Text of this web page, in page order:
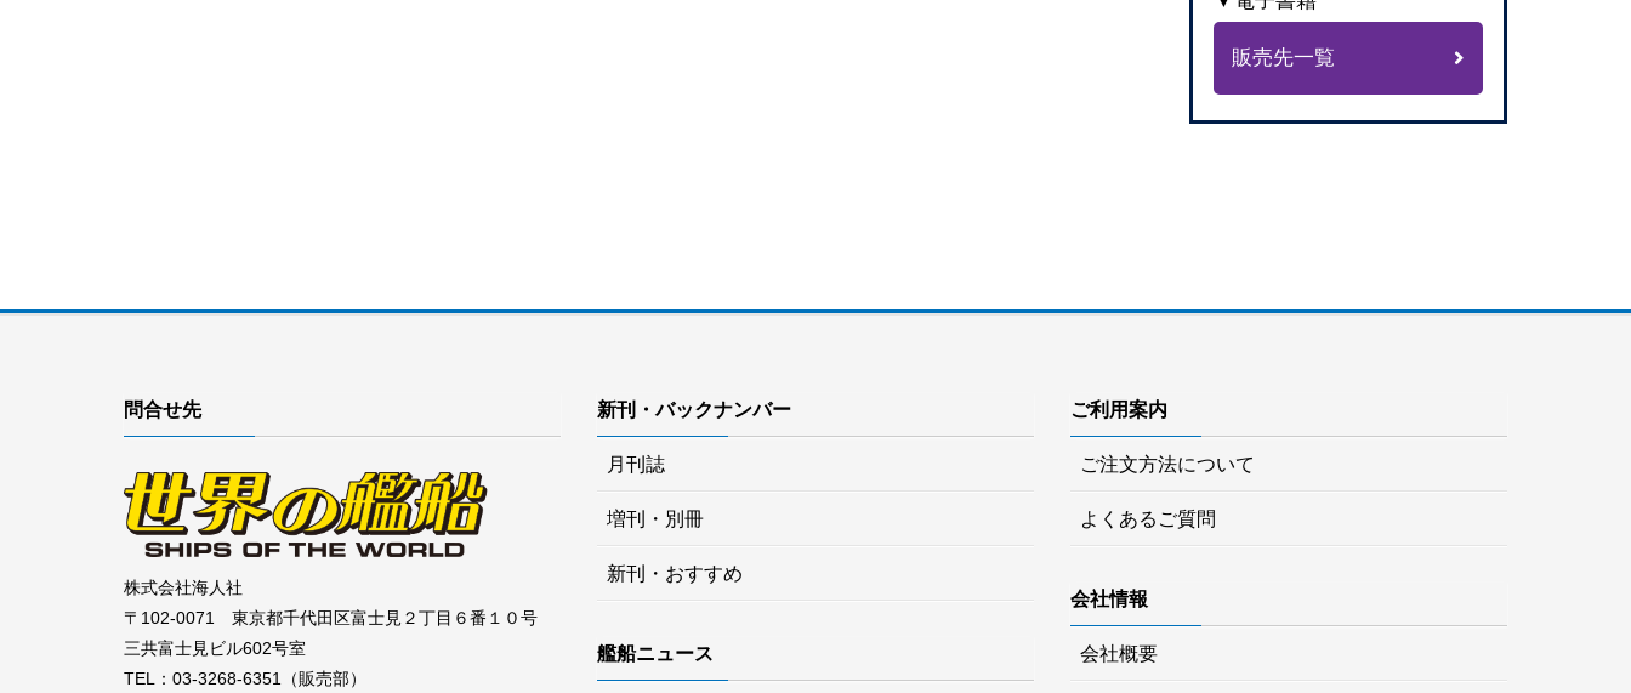
販売先一覧
問合せ先
株式会社海人社
〒102-0071 東京都千代田区富士見２丁目６番１０号
三共富士見ビル602号室
TEL：03-3268-6351（販売部）
新刊・バックナンバー
月刊誌
増刊・別冊
新刊・おすすめ
艦船ニュース
ご利用案内
ご注文方法について
よくあるご質問
会社情報
会社概要